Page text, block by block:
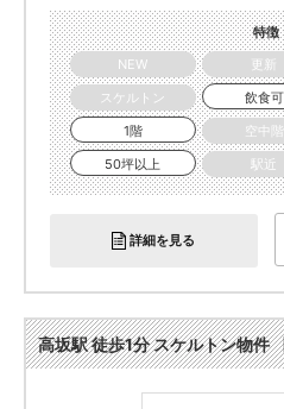
特徴
NEW
更新
スケルトン
飲食可
1階
空中階
50坪以上
駅近
詳細を見る
高坂駅 徒歩1分 スケルトン物件